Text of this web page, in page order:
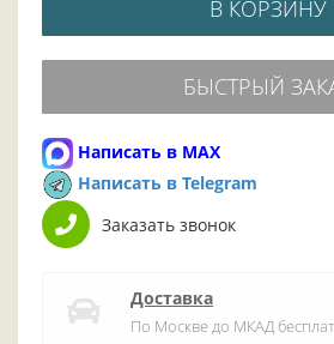
В КОРЗИНУ
БЫСТРЫЙ
Написать в MAX
Написать в Telegram
Заказать звонок
Доставка
По Москве до МКАД